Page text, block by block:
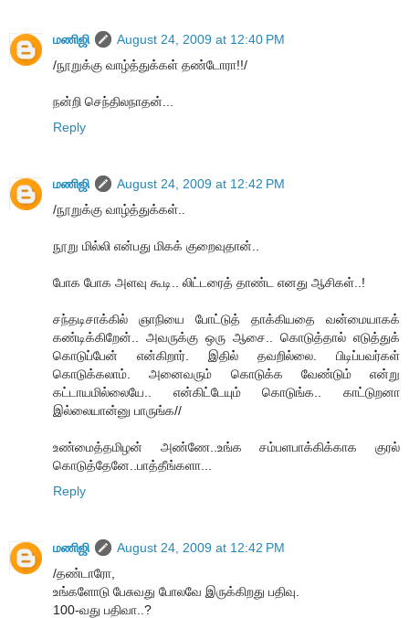
மணிஜி
August 24, 2009 at 12:40 PM
/நூறுக்கு வாழ்த்துக்கள் தண்டோரா!!/
நன்றி செந்திலநாதன்...
Reply
மணிஜி
August 24, 2009 at 12:42 PM
/நூறுக்கு வாழ்த்துக்கள்..
நூறு மில்லி என்பது மிகக் குறைவுதான்..
போக போக அளவு கூடி.. லிட்டரைத் தாண்ட எனது ஆசிகள்..!
சந்தடிசாக்கில் ஞாநியை போட்டுத் தாக்கியதை வன்மையாகக்
கண்டிக்கிறேன்.. அவருக்கு ஒரு ஆசை.. கொடுத்தால் எடுத்துக்
கொடுப்பேன் என்கிறார். இதில் தவறில்லை. பிடிப்பவர்கள்
கொடுக்கலாம். அனைவரும் கொடுக்க வேண்டும் என்று
கட்டாயமில்லையே.. என்கிட்டேயும் கொடுங்க.. காட்டுறனா
இல்லையான்னு பாருங்க//
உண்மைத்தமிழன் அண்ணே..உங்க சம்பளபாக்கிக்காக குரல்
கொடுத்தேனே..பாத்தீங்களா...
Reply
மணிஜி
August 24, 2009 at 12:42 PM
/தண்டாரோ,
உங்களோடு பேசுவது போலவே இருக்கிறது பதிவு.
100-வது பதிவா..?